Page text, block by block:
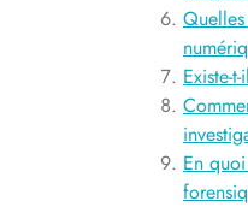
Existe-
En